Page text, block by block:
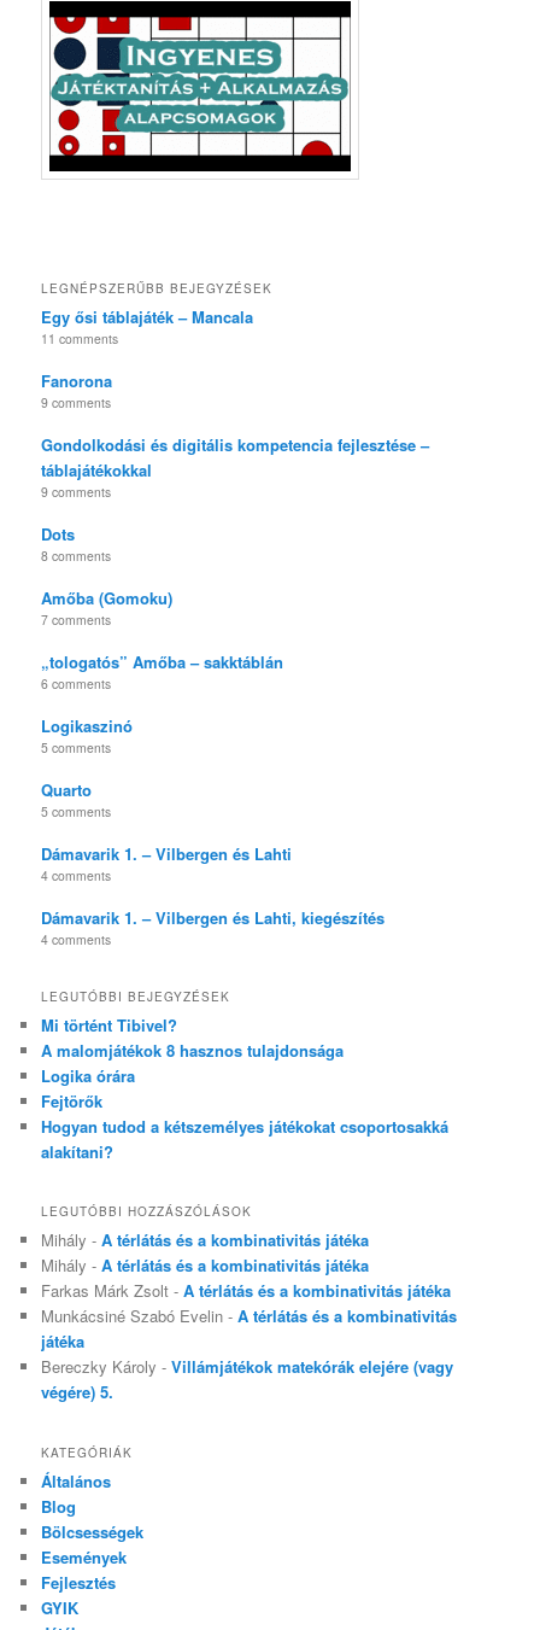
LEGNÉPSZERŰBB BEJEGYZÉSEK
Egy ősi táblajáték – Mancala
11 comments
Fanorona
9 comments
Gondolkodási és digitális kompetencia fejlesztése –
táblajátékokkal
9 comments
Dots
8 comments
Amőba (Gomoku)
7 comments
„tologatós” Amőba – sakktáblán
6 comments
Logikaszinó
5 comments
Quarto
5 comments
Dámavarik 1. – Vilbergen és Lahti
4 comments
Dámavarik 1. – Vilbergen és Lahti, kiegészítés
4 comments
LEGUTÓBBI BEJEGYZÉSEK
Mi történt Tibivel?
A malomjátékok 8 hasznos tulajdonsága
Logika órára
Fejtörők
Hogyan tudod a kétszemélyes játékokat csoportosakká
alakítani?
LEGUTÓBBI HOZZÁSZÓLÁSOK
Mihály -A térlátás és a kombinativitás játéka
Mihály -A térlátás és a kombinativitás játéka
Farkas Márk Zsolt -A térlátás és a kombinativitás játéka
Munkácsiné Szabó Evelin -A térlátás és a kombinativitás
játéka
Bereczky Károly -Villámjátékok matekórák elejére (vagy
végére) 5.
KATEGÓRIÁK
Általános
Blog
Bölcsességek
Események
Fejlesztés
GYIK